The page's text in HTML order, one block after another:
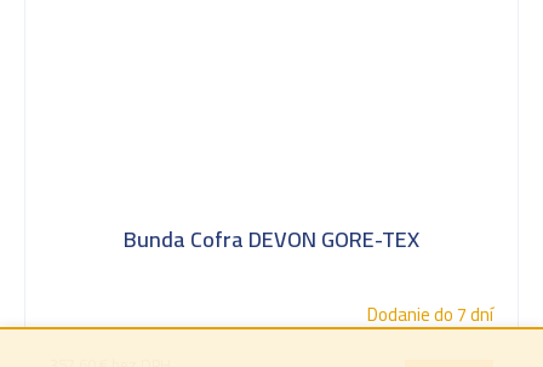
Bunda Cofra DEVON GORE-TEX
Dodanie do 7 dní